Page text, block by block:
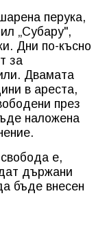
перука,
„Субару",
Дни по-късно
за
Двамата
в ареста,
през
наложена
е,
държани
бъде внесен